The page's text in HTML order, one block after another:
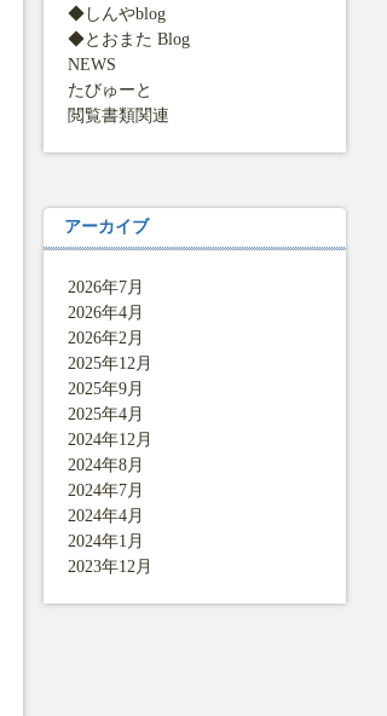
◆しんやblog
◆とおまた Blog
NEWS
たびゅーと
閲覧書類関連
アーカイブ
2026年7月
2026年4月
2026年2月
2025年12月
2025年9月
2025年4月
2024年12月
2024年8月
2024年7月
2024年4月
2024年1月
2023年12月